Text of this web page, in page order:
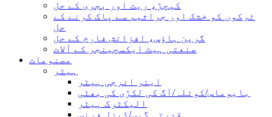
کیچڑ، ریت اور بجری کے حل
ٹرکوں کو خشک اور جراثیم سے پاک کرنے کے
حل
گرین ہاؤس، افزائش فارم کے حل
صنعتی ہیٹ ایکسچینجر کے آلات
مصنوعات
ہیٹر
ایئر انرجی ہیٹر
بایوماس/کوئلہ/آگ کی لکڑی کی بھٹی
الیکٹرک ہیٹر
قدرتی گیس/ڈیزل فرنس